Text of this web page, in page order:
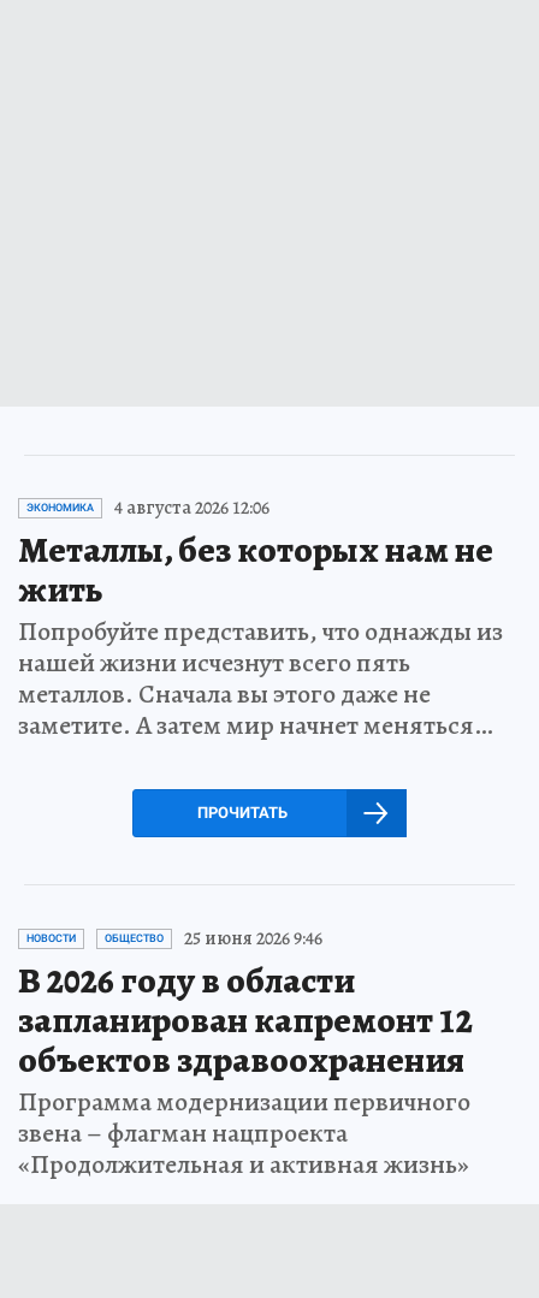
ЭКОНОМИКА 4 августа 2026 12:06
Металлы, без которых нам не
жить
Попробуйте представить, что однажды из
нашей жизни исчезнут всего пять
металлов. Сначала вы этого даже не
заметите. А затем мир начнет меняться…
ПРОЧИТАТЬ
НОВОСТИ ОБЩЕСТВО 25 июня 2026 9:46
В 2026 году в области
запланирован капремонт 12
объектов здравоохранения
Программа модернизации первичного
звена – флагман нацпроекта
«Продолжительная и активная жизнь»